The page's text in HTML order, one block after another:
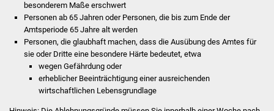
Sportanlagen
Tourismus
Schwäbischer Albtrauf
besonderem Maße erschwert
Personen ab 65 Jahren oder Personen, die bis zum Ende der
Amtsperiode 65 Jahre alt werden
Personen, die glaubhaft machen, dass die Ausübung des Amtes für
sie oder Dritte eine besondere Härte bedeutet, etwa
wegen Gefährdung oder
erheblicher Beeinträchtigung einer ausreichenden
wirtschaftlichen Lebensgrundlage